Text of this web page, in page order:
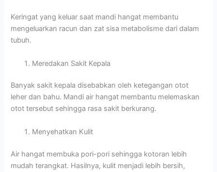
Keringat yang keluar saat mandi hangat membantu
mengeluarkan racun dan zat sisa metabolisme dari dalam
tubuh.
Meredakan Sakit Kepala
Banyak sakit kepala disebabkan oleh ketegangan otot
leher dan bahu. Mandi air hangat membantu melemaskan
otot tersebut sehingga rasa sakit berkurang.
Menyehatkan Kulit
Air hangat membuka pori-pori sehingga kotoran lebih
mudah terangkat. Hasilnya, kulit menjadi lebih bersih,